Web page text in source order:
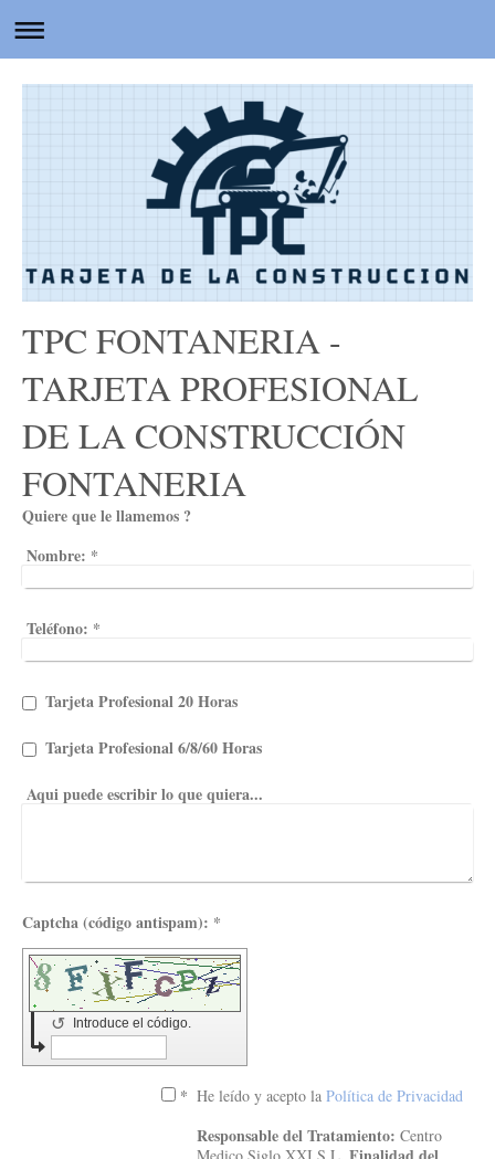
TPC FONTANERIA -
TARJETA PROFESIONAL
DE LA CONSTRUCCIÓN
FONTANERIA
Quiere que le llamemos ?
Nombre: *
Teléfono: *
Tarjeta Profesional 20 Horas
Tarjeta Profesional 6/8/60 Horas
Aqui puede escribir lo que quiera...
Captcha (código antispam): *
Introduce el código.
↺
* He leído y acepto laPolítica de Privacidad
Responsable del Tratamiento:Centro